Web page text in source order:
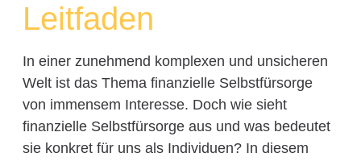
Leitfaden
In einer zunehmend komplexen und unsicheren
Welt ist das Thema finanzielle Selbstfürsorge
von immensem Interesse. Doch wie sieht
finanzielle Selbstfürsorge aus und was bedeutet
sie konkret für uns als Individuen? In diesem